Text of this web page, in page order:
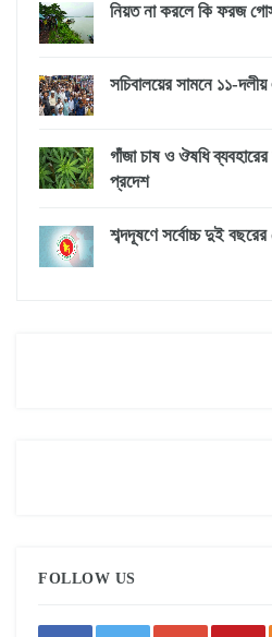
নিয়ত না করলে কি ফরজ
সচিবালয়ের সামনে ১১-
গাঁজা চাষ ও ঔষধি
প্রদেশ
শব্দদূষণে সর্বোচ্চ দুই
FOLLOW US